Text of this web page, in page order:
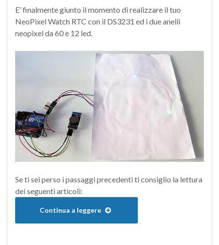
E’ finalmente giunto il momento di realizzare il tuo
NeoPixel Watch RTC con il DS3231 ed i due anelli
neopixel da 60 e 12 led.
Se ti sei perso i passaggi precedenti ti consiglio la lettura
dei seguenti articoli:
Continua a leggere